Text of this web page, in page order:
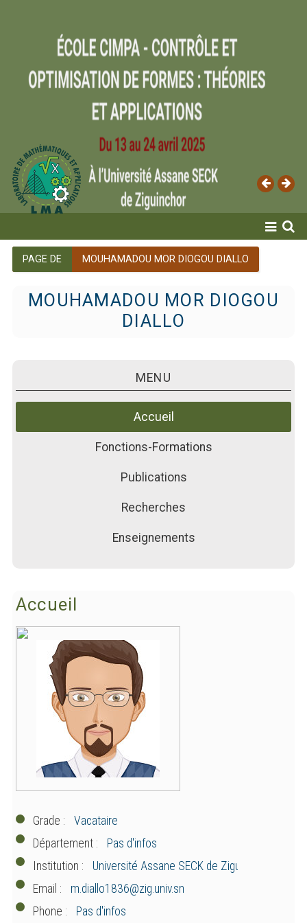
PAGE DE MOUHAMADOU MOR DIOGOU DIALLO
MOUHAMADOU MOR DIOGOU
DIALLO
MENU
Accueil
Fonctions-Formations
Publications
Recherches
Enseignements
Accueil
Grade :
Département :
Institution :
Email :
Phone :